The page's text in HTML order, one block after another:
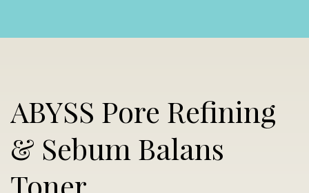
ABYSS Pore Refining
& Sebum Balans